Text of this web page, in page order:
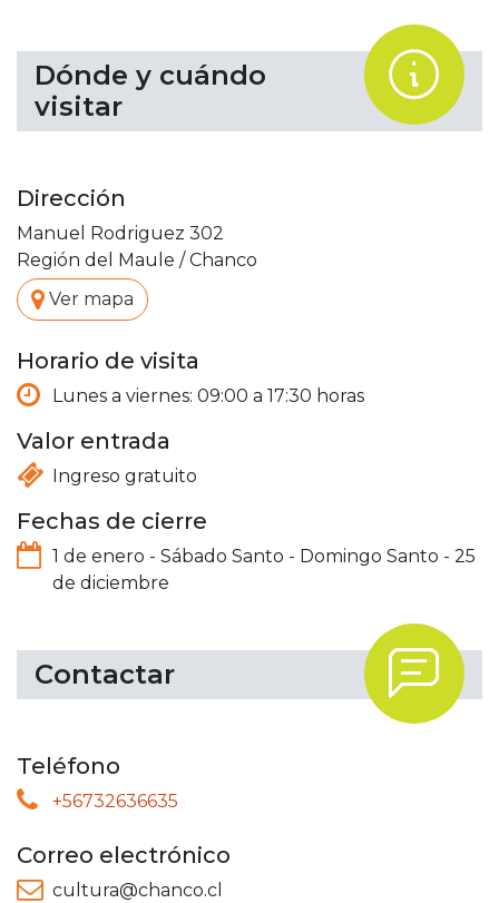
Dónde y cuándo
visitar
.
Dirección
Manuel Rodriguez 302
Región del Maule / Chanco
. Ver mapa
Horario de visita
Lunes a viernes: 09:00 a 17:30 horas
Valor entrada
Ingreso gratuito
Fechas de cierre
1 de enero - Sábado Santo - Domingo Santo - 25
de diciembre
Contactar .
Teléfono
+56732636635
Correo electrónico
cultura@chanco.cl